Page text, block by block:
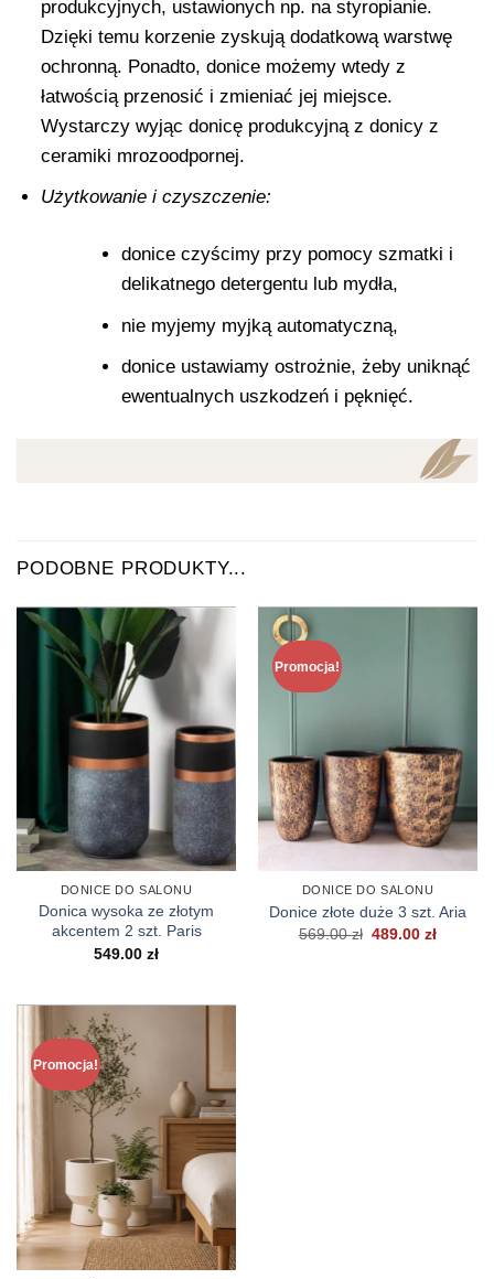
produkcyjnych, ustawionych np. na styropianie.
Dzięki temu korzenie zyskują dodatkową warstwę
ochronną. Ponadto, donice możemy wtedy z
łatwością przenosić i zmieniać jej miejsce.
Wystarczy wyjąc donicę produkcyjną z donicy z
ceramiki mrozoodpornej.
Użytkowanie i czyszczenie:
donice czyścimy przy pomocy szmatki i
delikatnego detergentu lub mydła,
nie myjemy myjką automatyczną,
donice ustawiamy ostrożnie, żeby uniknąć
ewentualnych uszkodzeń i pęknięć.
PODOBNE PRODUKTY...
DONICE DO SALONU
Donica wysoka ze złotym
akcentem 2 szt. Paris
549.00 zł
Promocja!
DONICE DO SALONU
Donice złote duże 3 szt. Aria
569.00zł Pierwotna
489.00zł
Promocja!